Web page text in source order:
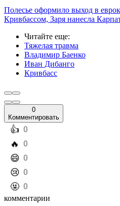
Полесье оформило выход в
Кривбассом, Заря нанесла
Читайте еще:
Тяжелая травма
Владимир Баенко
Иван Дибанго
Кривбасс
0
Комментировать
️👍 0
️🔥 0
️😄 0
️😢 0
️🤬 0
комментарии